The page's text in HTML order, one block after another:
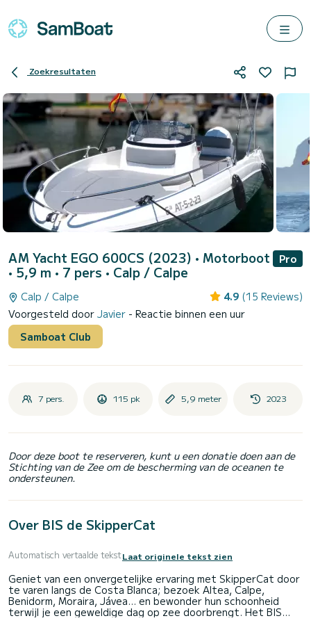
Zoekresultaten
AM Yacht EGO 600CS (2023) • Motorboot
• 5,9 m • 7 pers • Calp / Calpe
Pro
Calp / Calpe 4.9 (15 Reviews)
Voorgesteld door Javier - Reactie binnen een uur
Samboat Club
7 pers. 115 pk 5,9 meter 2023
Door deze boot te reserveren, kunt u een donatie doen aan de
Stichting van de Zee om de bescherming van de oceanen te
ondersteunen.
Over BIS de SkipperCat
Automatisch vertaalde tekstLaat originele tekst zien
Geniet van een onvergetelijke ervaring met SkipperCat door
te varen langs de Costa Blanca; bezoek Altea, Calpe,
Benidorm, Moraira, Jávea... en bewonder hun schoonheid
terwijl je een geweldige dag op zee doorbrengt. Het BIS